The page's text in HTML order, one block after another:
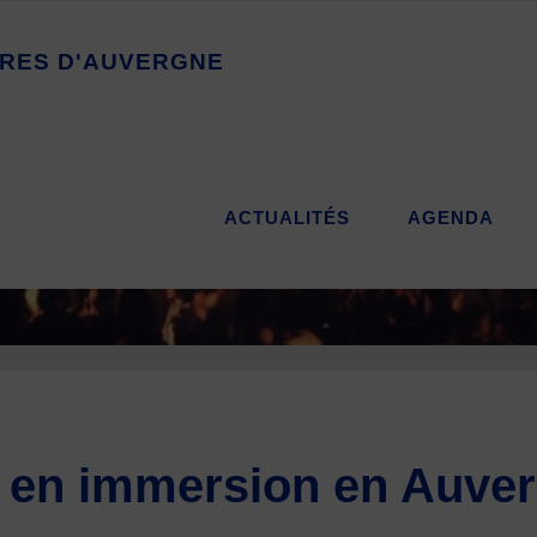
RES D'AUVERGNE
ACTUALITÉS AGENDA
immersion en